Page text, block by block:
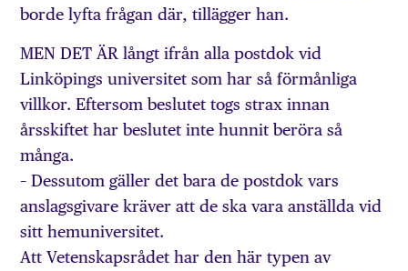
borde lyfta frågan där, tillägger han.
MEN DET ÄR långt ifrån alla postdok vid
Linköpings universitet som har så förmånliga
villkor. Eftersom beslutet togs strax innan
årsskiftet har beslutet inte hunnit beröra så
många.
– Dessutom gäller det bara de postdok vars
anslagsgivare kräver att de ska vara anställda vid
sitt hemuniversitet.
Att Vetenskapsrådet har den här typen av